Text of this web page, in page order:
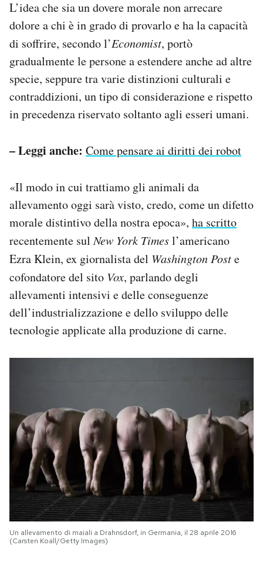
L’idea che sia un dovere morale non arrecare
dolore a chi è in grado di provarlo e ha la capacità
di soffrire, secondo l’Economist, portò
gradualmente le persone a estendere anche ad altre
specie, seppure tra varie distinzioni culturali e
contraddizioni, un tipo di considerazione e rispetto
in precedenza riservato soltanto agli esseri umani.
– Leggi anche: Come pensare ai diritti dei robot
«Il modo in cui trattiamo gli animali da
allevamento oggi sarà visto, credo, come un difetto
morale distintivo della nostra epoca», ha scritto
recentemente sulNew York Timesl’americano
Ezra Klein, ex giornalista del Washington Poste
cofondatore del sito Vox, parlando degli
allevamenti intensivi e delle conseguenze
dell’industrializzazione e dello sviluppo delle
tecnologie applicate alla produzione di carne.
Un allevamento di maiali a Drahnsdorf, in Germania, il 28 aprile 2016
(Carsten Koall/Getty Images)